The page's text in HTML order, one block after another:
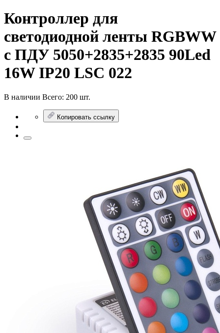
Контроллер для
светодиодной ленты RGBWW
c ПДУ 5050+2835+2835 90Led
16W IP20 LSC 022
В наличии Всего: 200 шт.
Копировать ссылку